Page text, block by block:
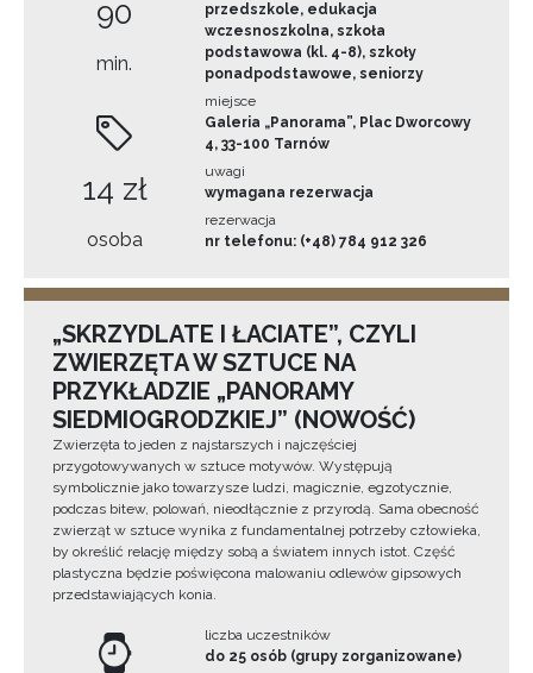
90
min.
14 zł
osoba
przedszkole, edukacja
wczesnoszkolna, szkoła
podstawowa (kl. 4-8), szkoły
ponadpodstawowe, seniorzy
miejsce
Galeria „Panorama”, Plac Dworcowy
4, 33-100 Tarnów
uwagi
wymagana rezerwacja
rezerwacja
nr telefonu: (+48) 784 912 326
„SKRZYDLATE I ŁACIATE”, CZYLI
ZWIERZĘTA W SZTUCE NA
PRZYKŁADZIE „PANORAMY
SIEDMIOGRODZKIEJ” (NOWOŚĆ)
Zwierzęta to jeden z najstarszych i najczęściej
przygotowywanych w sztuce motywów. Występują
symbolicznie jako towarzysze ludzi, magicznie, egzotycznie,
podczas bitew, polowań, nieodłącznie z przyrodą. Sama obecność
zwierząt w sztuce wynika z fundamentalnej potrzeby człowieka,
by określić relację między sobą a światem innych istot. Część
plastyczna będzie poświęcona malowaniu odlewów gipsowych
przedstawiających konia.
liczba uczestników
do 25 osób (grupy zorganizowane)